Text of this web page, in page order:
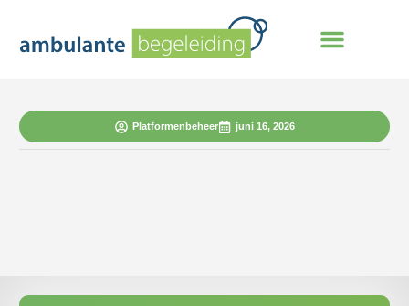
Platformenbeheer juni 16, 2026